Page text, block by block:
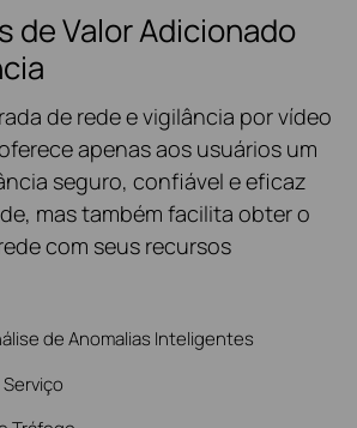
de Valor Adicionado
de rede e vigilância por vídeo
apenas aos usuários um
seguro, confiável e eficaz
mas também facilita obter o
com seus recursos
de Anomalias Inteligentes